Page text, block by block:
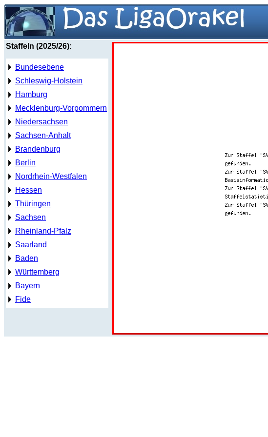
Staffeln (2025/26):
Bundesebene
Schleswig-Holstein
Hamburg
Mecklenburg-Vorpommern
Niedersachsen
Sachsen-Anhalt
Brandenburg
Berlin
Nordrhein-Westfalen
Hessen
Thüringen
Sachsen
Rheinland-Pfalz
Saarland
Baden
Württemberg
Bayern
Fide